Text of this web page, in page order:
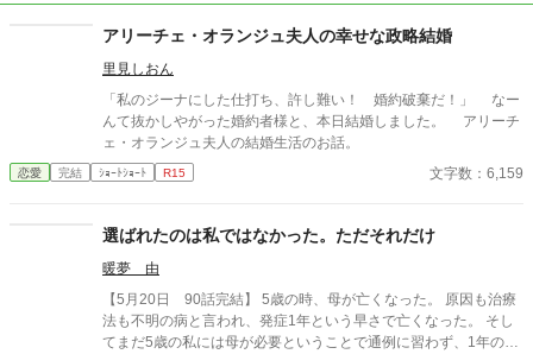
アリーチェ・オランジュ夫人の幸せな政略結婚
里見しおん
「私のジーナにした仕打ち、許し難い！ 婚約破棄だ！」 なー
んて抜かしやがった婚約者様と、本日結婚しました。 アリーチ
ェ・オランジュ夫人の結婚生活のお話。
恋愛 完結 ｼｮｰﾄｼｮｰﾄ R15 文字数：6,159
選ばれたのは私ではなかった。ただそれだけ
暖夢 由
【5月20日 90話完結】 5歳の時、母が亡くなった。 原因も治療
法も不明の病と言われ、発症1年という早さで亡くなった。 そし
てまだ5歳の私には母が必要ということで通例に習わず、1年の喪